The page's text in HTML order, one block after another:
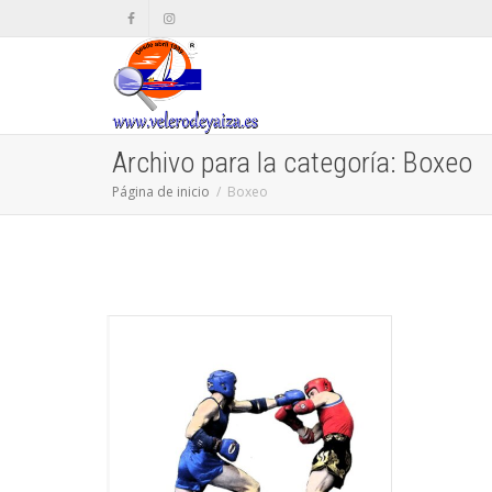
Archivo para la categoría: Boxeo
Página de inicio Boxeo